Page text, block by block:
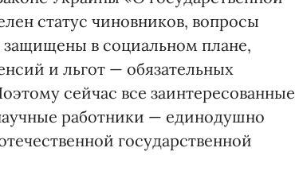
статус чиновников, вопросы
в социальном плане,
и льгот — обязательных
сейчас все заинтересованные
работники — единодушно
государственной